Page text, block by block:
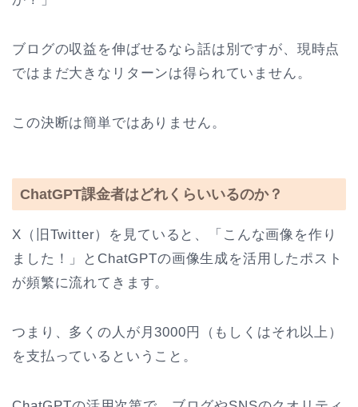
ブログの収益を伸ばせるなら話は別ですが、現時点
ではまだ大きなリターンは得られていません。
この決断は簡単ではありません。
ChatGPT課金者はどれくらいいるのか？
X（旧Twitter）を見ていると、「こんな画像を作り
ました！」とChatGPTの画像生成を活用したポスト
が頻繁に流れてきます。
つまり、多くの人が月3000円（もしくはそれ以上）
を支払っているということ。